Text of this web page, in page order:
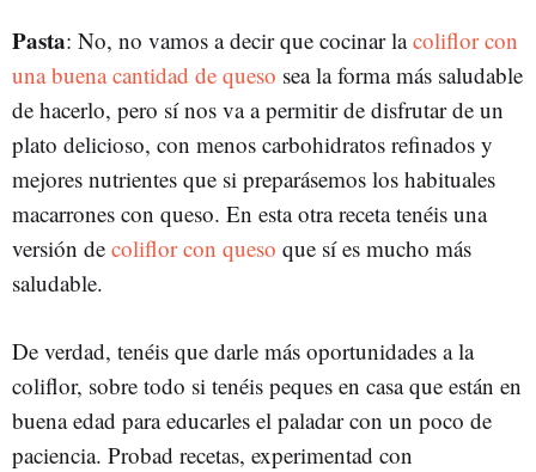
Pasta: No, no vamos a decir que cocinar lacoliflor con
una buena cantidad de queso sea la forma más saludable
de hacerlo, pero sí nos va a permitir de disfrutar de un
plato delicioso, con menos carbohidratos refinados y
mejores nutrientes que si preparásemos los habituales
macarrones con queso. En esta otra receta tenéis una
versión de coliflor con queso que sí es mucho más
saludable.
De verdad, tenéis que darle más oportunidades a la
coliflor, sobre todo si tenéis peques en casa que están en
buena edad para educarles el paladar con un poco de
paciencia. Probad recetas, experimentad con